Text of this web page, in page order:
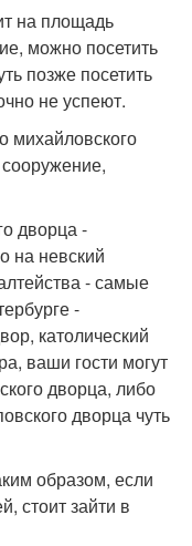
на площадь
можно посетить
позже посетить
не успеют.
михайловского
дворца -
на невский
- самые
-
католический
ваши гости могут
дворца, либо
дворца чуть
образом, если
стоит зайти в